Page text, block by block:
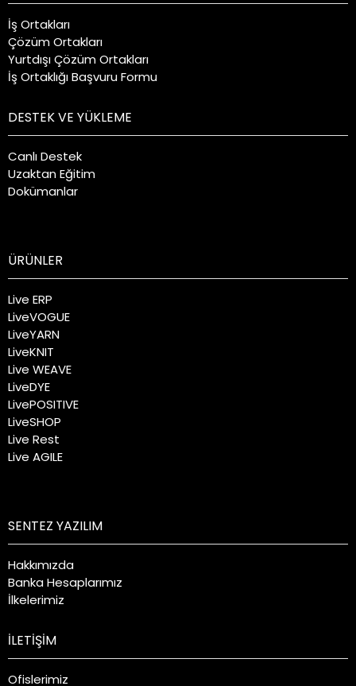
İş Ortakları
Çözüm Ortakları
Yurtdışı Çözüm Ortakları
İş Ortaklığı Başvuru Formu
DESTEK VE YÜKLEME
Canlı Destek
Uzaktan Eğitim
Dokümanlar
ÜRÜNLER
Live ERP
LiveVOGUE
LiveYARN
LiveKNIT
Live WEAVE
LiveDYE
LivePOSITIVE
LiveSHOP
Live Rest
Live AGILE
SENTEZ YAZILIM
Hakkımızda
Banka Hesaplarımız
İlkelerimiz
İLETİŞİM
Ofislerimiz